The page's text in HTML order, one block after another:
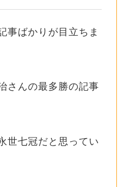
事ばかりが目立ちま
さんの最多勝の記事
世七冠だと思ってい